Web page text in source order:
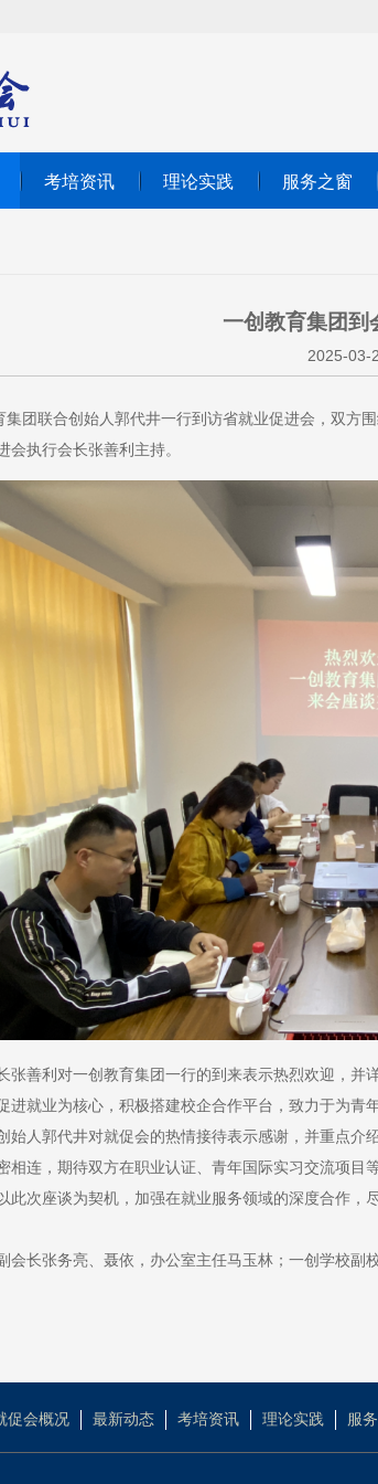
考培资讯 理论实践 服务之窗
一创教育集团到
2025-03-
集团联合创始人郭代井一行到访省就业促进会，双方
会执行会长张善利主持。
张善利对一创教育集团一行的到来表示热烈欢迎，并
进就业为核心，积极搭建校企合作平台，致力于为青
始人郭代井对就促会的热情接待表示感谢，并重点
相连，期待双方在职业认证、青年国际实习交流项
此次座谈为契机，加强在就业服务领域的深度合作
会长张务亮、聂依，办公室主任马玉林；一创学校
促会概况 最新动态 考培资讯 理论实践 服